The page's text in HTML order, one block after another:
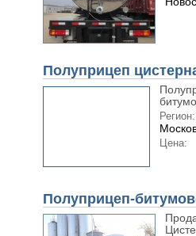
Полуприцеп
Регион:
Цена:
Полуприцеп-